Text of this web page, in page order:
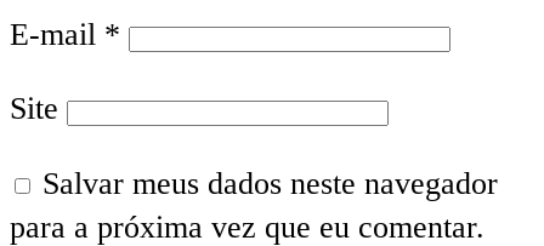
E-mail *
Site
Salvar meus dados neste navegador
para a próxima vez que eu comentar.